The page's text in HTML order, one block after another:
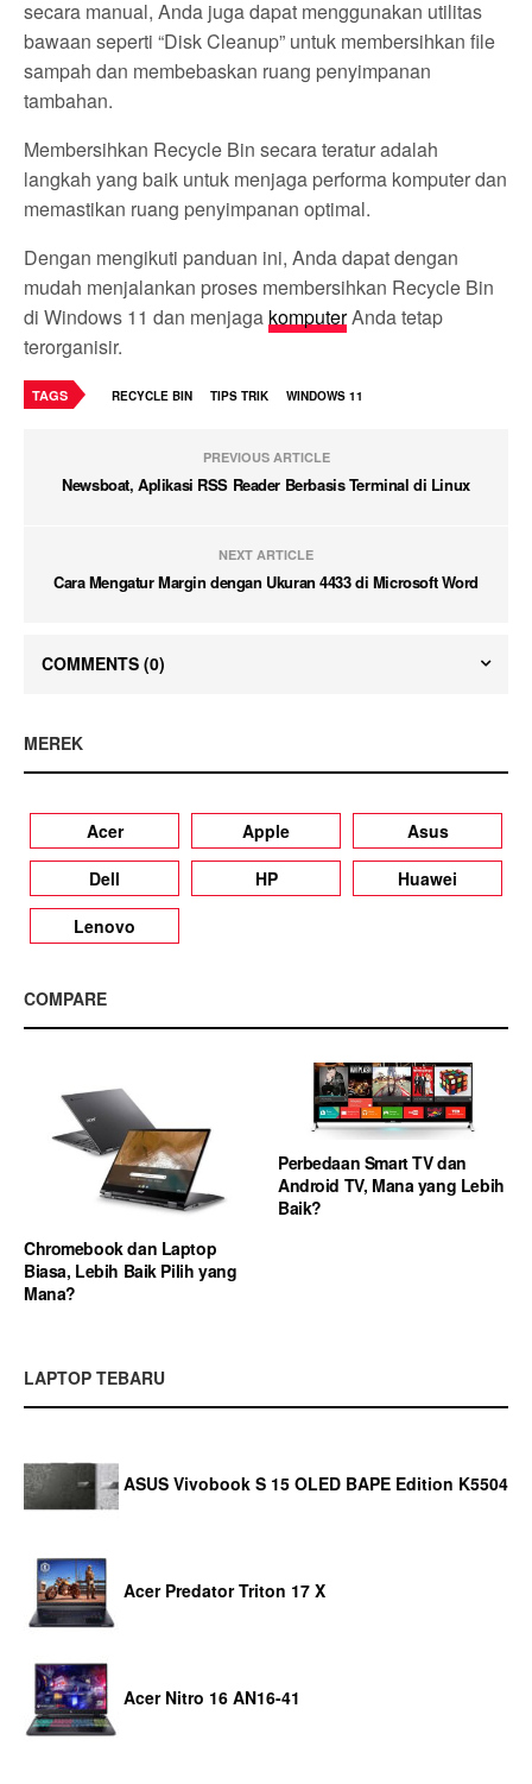
secara manual, Anda juga dapat menggunakan utilitas
bawaan seperti “Disk Cleanup” untuk membersihkan file
sampah dan membebaskan ruang penyimpanan
tambahan.
Membersihkan Recycle Bin secara teratur adalah
langkah yang baik untuk menjaga performa komputer dan
memastikan ruang penyimpanan optimal.
Dengan mengikuti panduan ini, Anda dapat dengan
mudah menjalankan proses membersihkan Recycle Bin
di Windows 11 dan menjaga komputerAnda tetap
terorganisir.
TAGS RECYCLE BIN TIPS TRIK WINDOWS 11
PREVIOUS ARTICLE
Newsboat, Aplikasi RSS Reader Berbasis Terminal di Linux
NEXT ARTICLE
Cara Mengatur Margin dengan Ukuran 4433 di Microsoft Word
COMMENTS (0)
MEREK
Acer Apple
Asus
Dell
HP
Huawei
Lenovo
COMPARE
Chromebook dan Laptop
Biasa, Lebih Baik Pilih yang
Mana?
Perbedaan Smart TV dan
Android TV, Mana yang Lebih
Baik?
LAPTOP TEBARU
ASUS Vivobook S 15 OLED BAPE Edition K5504
Acer Predator Triton 17 X
Acer Nitro 16 AN16-41